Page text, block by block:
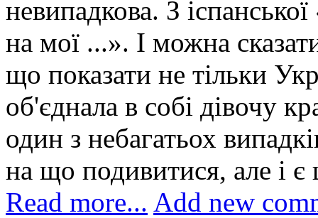
невипадкова. З
на мої ...». І можна
що показати не тільки
об'єднала в собі дівочу
один з небагатьох
на що подивитися, але і
Read more... Add new